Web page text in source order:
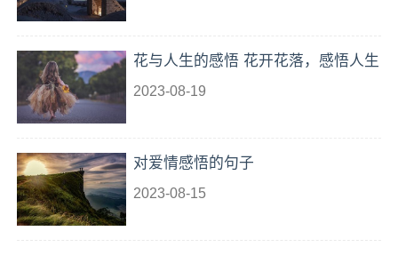
花与人生的感悟 花开花落，感悟人生
2023-08-19
对爱情感悟的句子
2023-08-15